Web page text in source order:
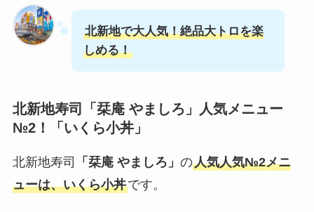
北新地で大人気！絶品大トロを楽
しめる！
北新地寿司 「栞庵 やましろ」
人気メニュー
№2！「いくら小丼」
北新地寿司 「栞庵 やましろ」 の人気人気№2メニ
ューは、いくら小丼です。